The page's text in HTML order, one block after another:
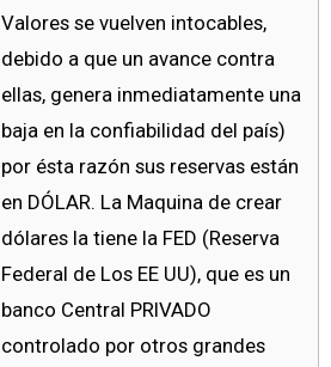
Valores se vuelven intocables,
debido a que un avance contra
ellas, genera inmediatamente una
baja en la confiabilidad del país)
por ésta razón sus reservas están
en DÓLAR. La Maquina de crear
dólares la tiene la FED (Reserva
Federal de Los EE UU), que es un
banco Central PRIVADO
controlado por otros grandes